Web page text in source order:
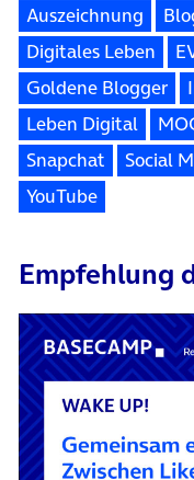
Auszeichnung
Digitales Leben
Goldene Blogger
Leben Digital
Snapchat
Social
YouTube
Empfehlung